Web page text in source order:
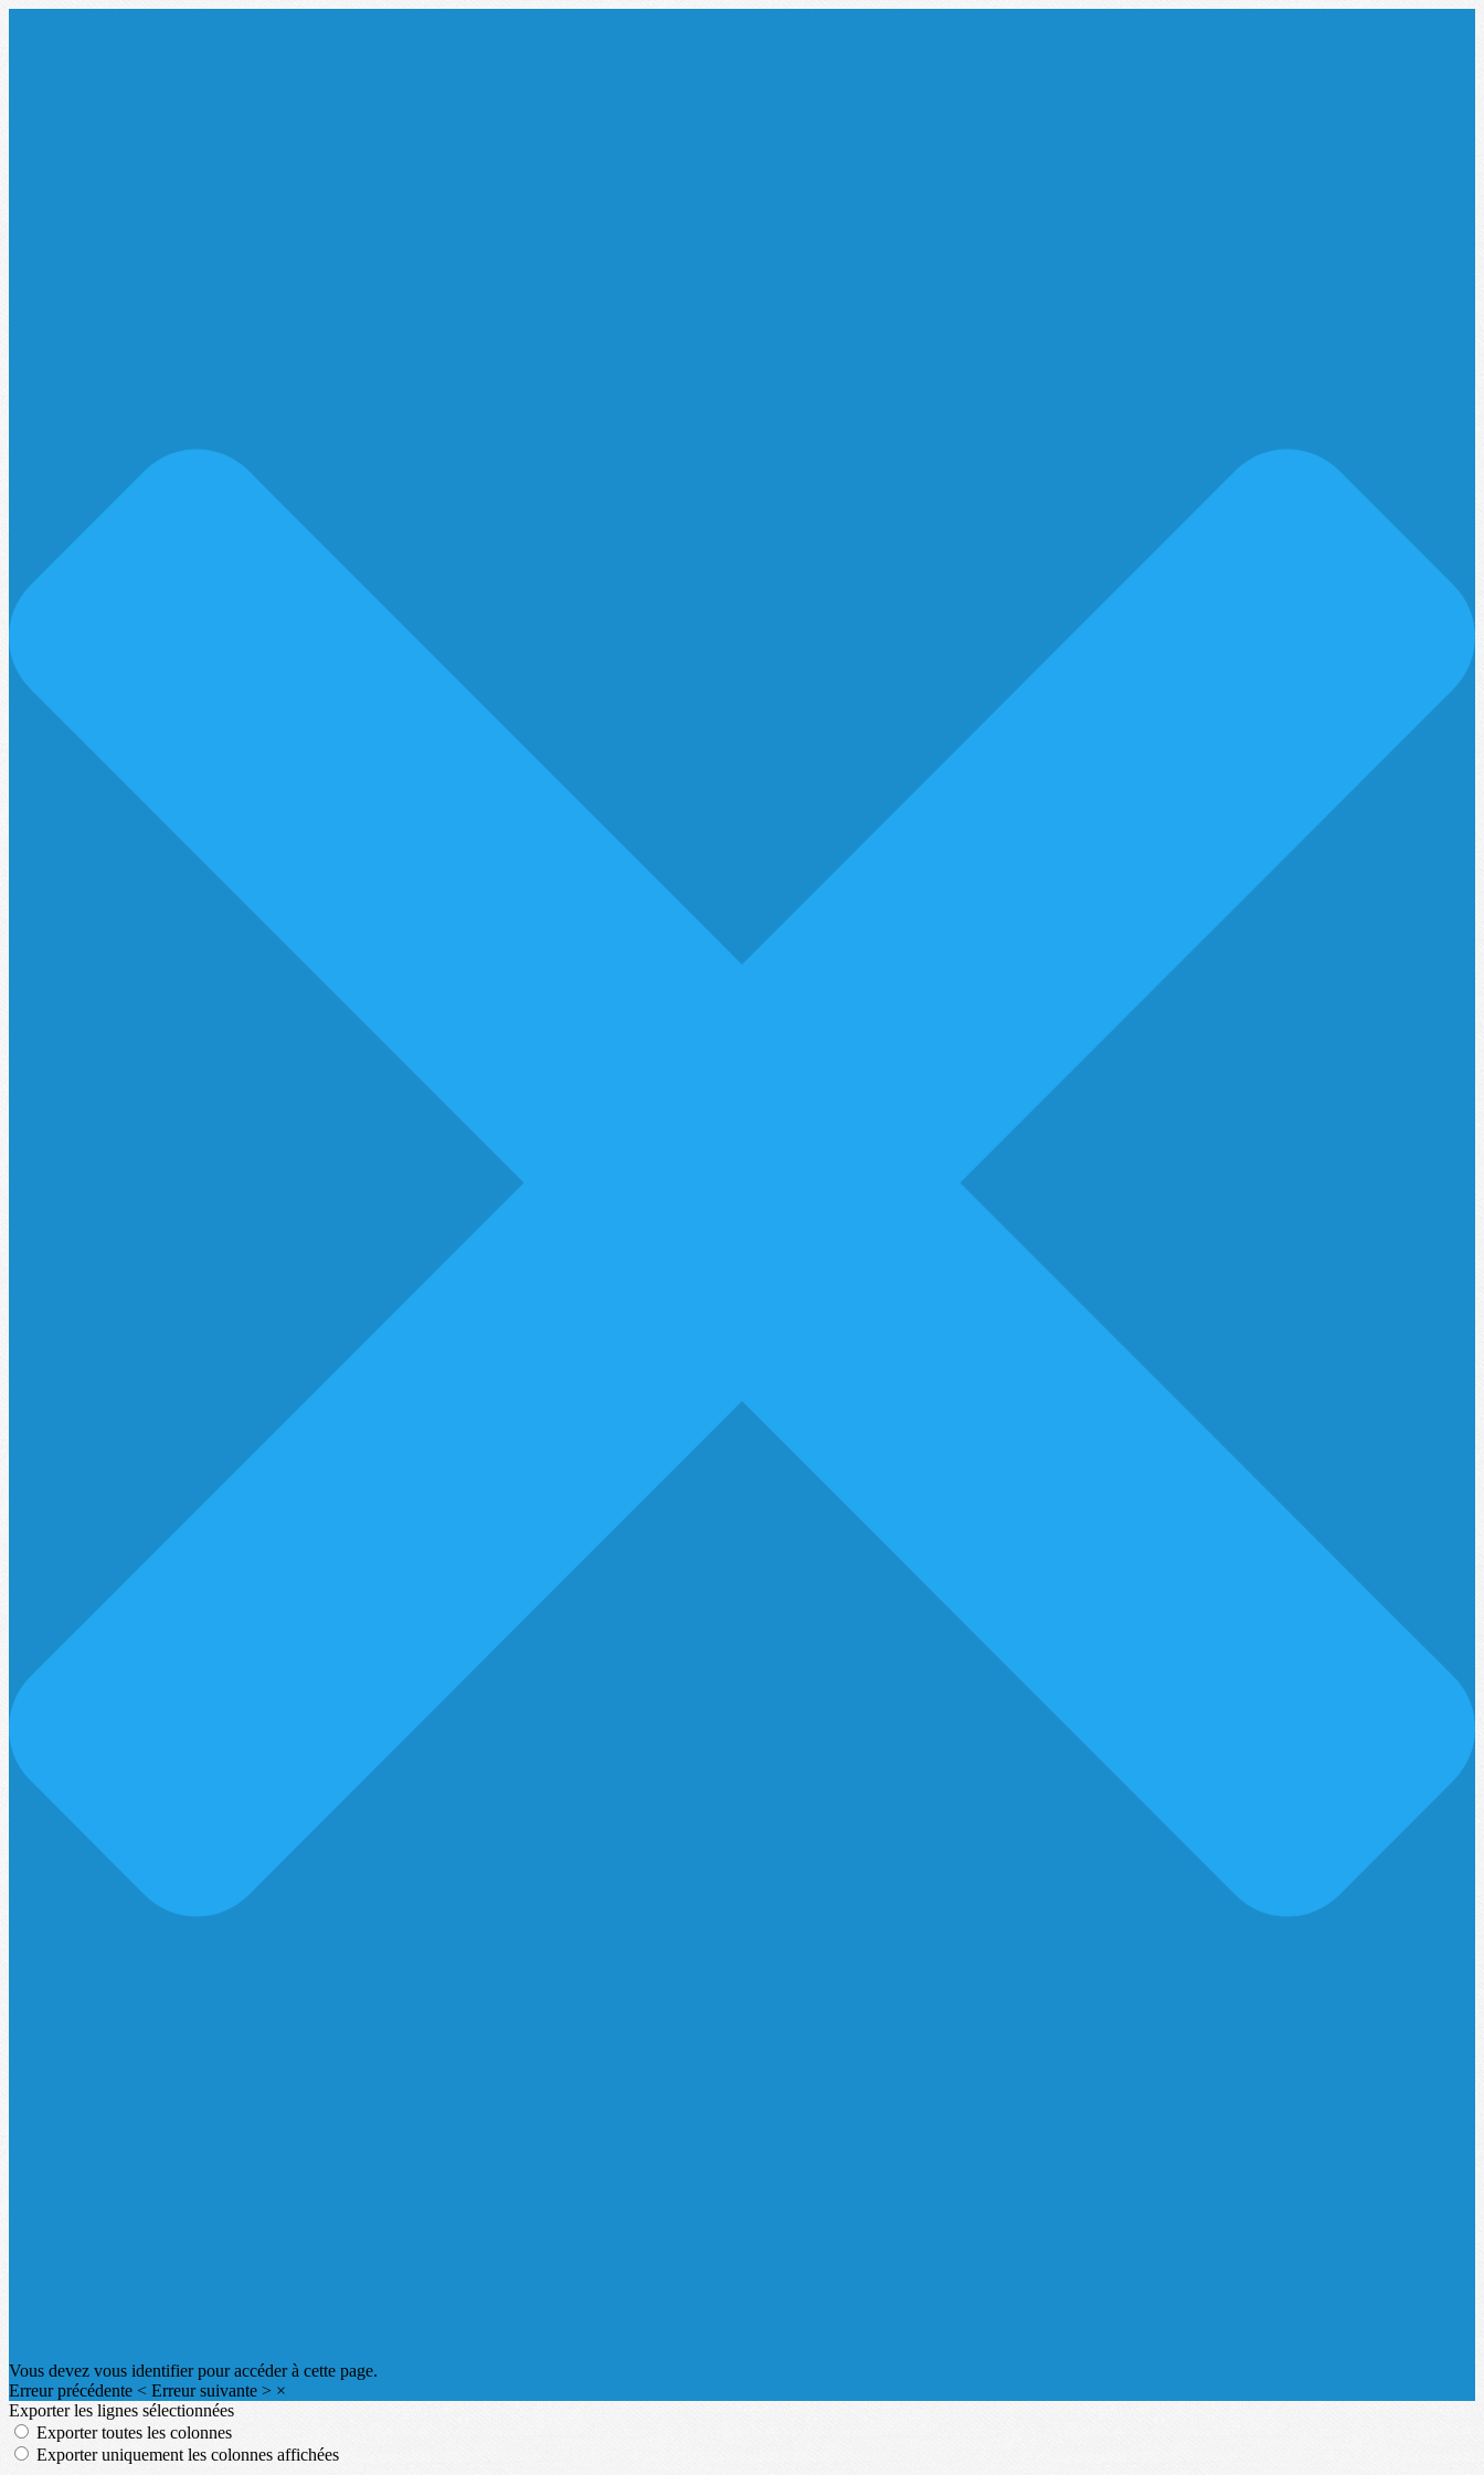
Vous devez vous identifier pour accéder à cette page.
Erreur précédente < Erreur suivante > ×
Exporter les lignes sélectionnées
Exporter toutes les colonnes
Exporter uniquement les colonnes affichées